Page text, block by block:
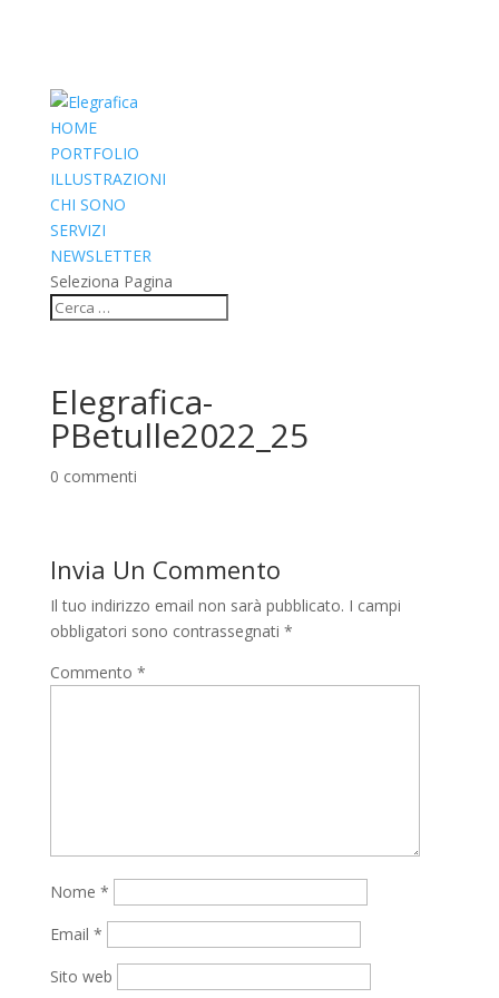
HOME
PORTFOLIO
ILLUSTRAZIONI
CHI SONO
SERVIZI
NEWSLETTER
Seleziona Pagina
Elegrafica-
PBetulle2022_25
0 commenti
Invia Un Commento
Il tuo indirizzo email non sarà pubblicato. I campi
obbligatori sono contrassegnati *
Commento *
Nome *
Email *
Sito web